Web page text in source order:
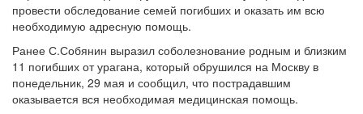
провести обследование семей погибших и оказать им всю
необходимую адресную помощь.
Ранее С.Собянин выразил соболезнование родным и близким
11 погибших от урагана, который обрушился на Москву в
понедельник, 29 мая и сообщил, что пострадавшим
оказывается вся необходимая медицинская помощь.